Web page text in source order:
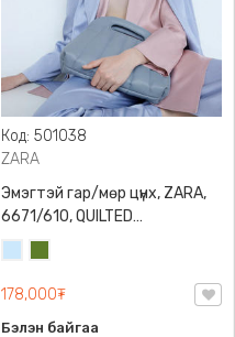
Код: 501038
ZARA
Эмэгтэй гар/мөр цүнх, ZARA,
6671/610, QUILTED
CROSSBODY BAG WITH HANDLE
178,000₮
Бэлэн байгаа